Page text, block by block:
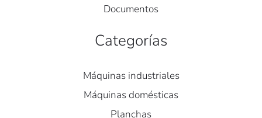
Documentos
Categorías
Máquinas industriales
Máquinas domésticas
Planchas